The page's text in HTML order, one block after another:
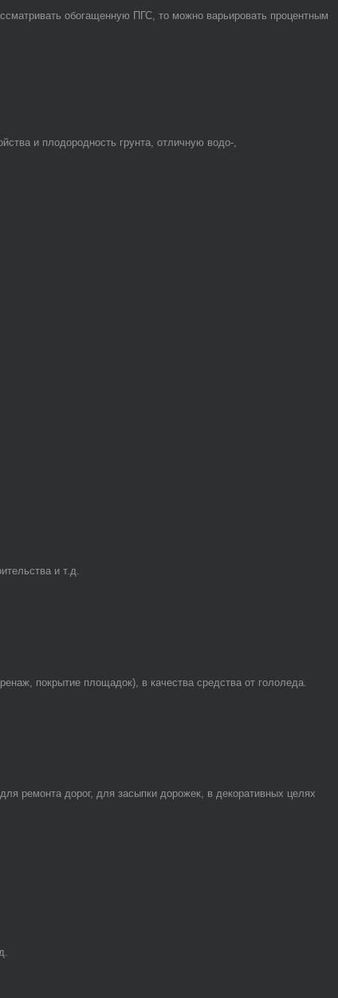
обогащенную ПГС, то можно варьировать процентным
и плодородность грунта, отличную водо-,
и т.д.
покрытие площадок), в качества средства от гололеда.
ремонта дорог, для засыпки дорожек, в декоративных целях